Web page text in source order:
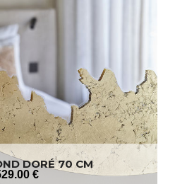
DORÉ 70 CM
.00 €